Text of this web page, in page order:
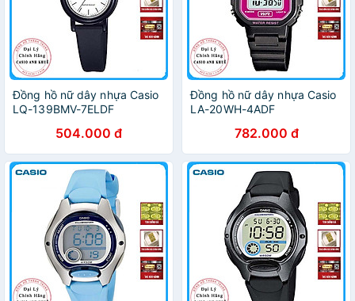
Đồng hồ nữ dây nhựa Casio
LQ-139BMV-7ELDF
504.000 đ
Đồng hồ nữ dây nhựa Casio
LA-20WH-4ADF
782.000 đ